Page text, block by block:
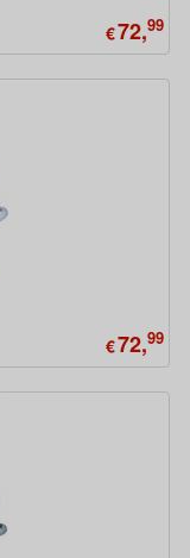
€72,99
€72,99